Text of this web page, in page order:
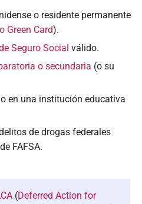
o residente permanente
Green Card).
Seguro Social válido.
o secundaria (o su
en una institución educativa
de drogas federales
FAFSA.
(Deferred Action for